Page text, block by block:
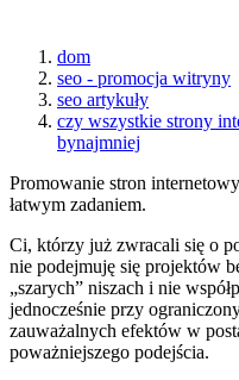
dom
seo - promocja witryny
seo artykuły
czy wszystkie strony
bynajmniej
Promowanie stron
łatwym zadaniem.
Ci, którzy już zwracali się o
nie podejmuję się projektów
„szarych” niszach i nie
jednocześnie przy
zauważalnych efektów w
poważniejszego podejścia.